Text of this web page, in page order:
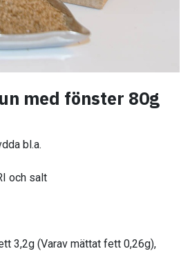
med fönster 80g
bl.a.
och salt
3,2g (Varav mättat fett 0,26g),